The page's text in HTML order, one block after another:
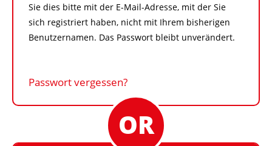
Sie dies bitte mit der E-Mail-Adresse, mit der Sie
sich registriert haben, nicht mit Ihrem bisherigen
Benutzernamen. Das Passwort bleibt unverändert.
Passwort vergessen?